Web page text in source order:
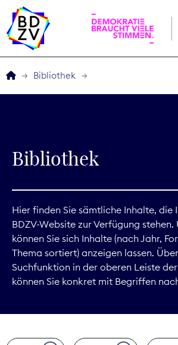
Service
Digitales
Kommunikation
Marktdaten
Bibliothek
Bibliothek
Hier finden Sie sämtliche Inhalte, die
BDZV-Website zur Verfügung
können Sie sich Inhalte (nach Jahr,
Thema sortiert) anzeigen lassen.
Suchfunktion in der oberen Leiste
können Sie konkret mit Begriffen